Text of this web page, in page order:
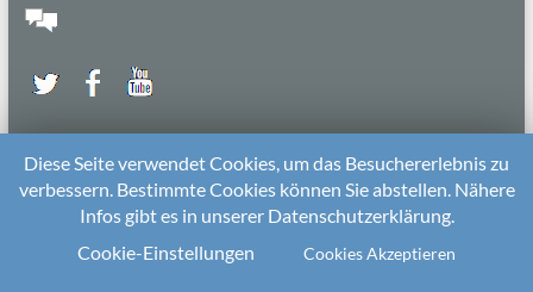
2026 beiDie KitarechtlerUnterstützt von:WordPress. Theme: Spacious von
ThemeGrill
Diese Seite verwendet Cookies, um das Besuchererlebnis zu
verbessern. Bestimmte Cookies können Sie abstellen. Nähere
Infos gibt es in unserer Datenschutzerklärung.
Cookie-Einstellungen
Cookies Akzeptieren